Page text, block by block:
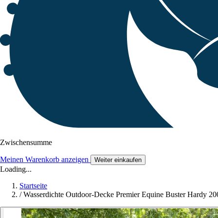
Zwischensumme
Meinen Warenkorb anzeigen Weiter einkaufen
Loading...
Startseite
/ Wasserdichte Outdoor-Decke Premier Equine Buster Hardy